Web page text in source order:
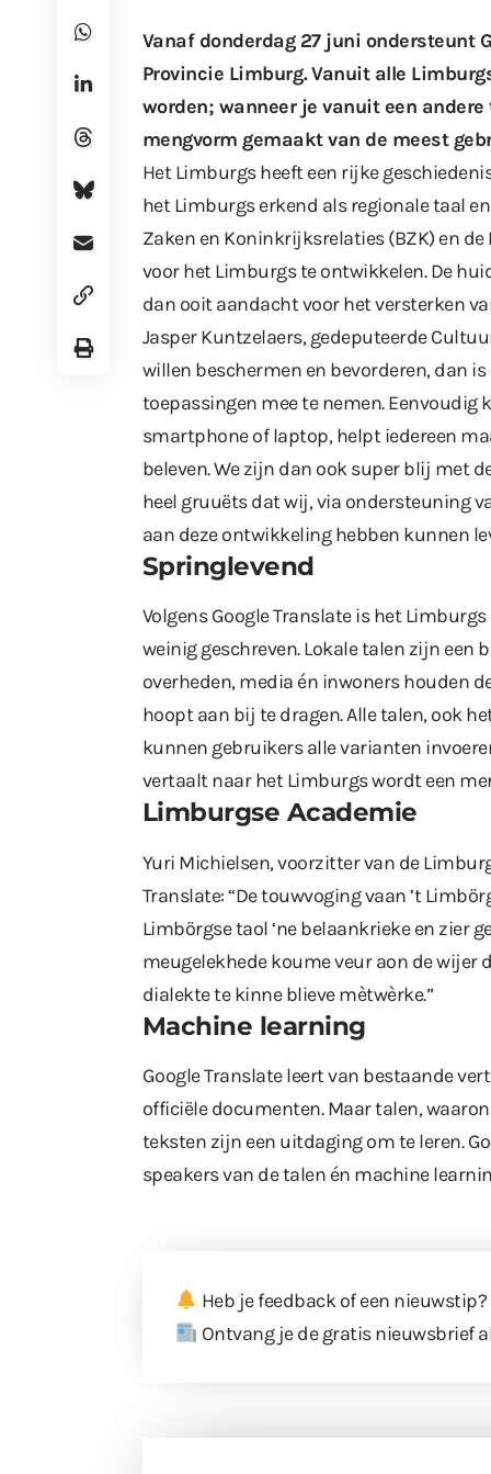
Vanaf donderdag 27 juni ondersteunt
Provincie Limburg. Vanuit alle
worden; wanneer je vanuit een
mengvorm gemaakt van de meest
Het Limburgs heeft een rijke
het Limburgs erkend als regionale taal
Zaken en Koninkrijksrelaties (BZK) en
voor het Limburgs te ontwikkelen. De
dan ooit aandacht voor het versterken
Jasper Kuntzelaers, gedeputeerde
willen beschermen en bevorderen, dan
toepassingen mee te nemen.
smartphone of laptop, helpt iedereen
beleven. We zijn dan ook super blij met
heel gruuëts dat wij, via ondersteuning
aan deze ontwikkeling hebben kunnen
Springlevend
Volgens Google Translate is het
weinig geschreven. Lokale talen zijn
overheden, media én inwoners houden
hoopt aan bij te dragen. Alle talen, ook
kunnen gebruikers alle varianten
vertaalt naar het Limburgs wordt een
Limburgse Academie
Yuri Michielsen, voorzitter van de
Translate: “De touwvoging vaan ’t
Limbörgse taol ‘ne belaankrieke en zier
meugelekhede koume veur aon de
dialekte te kinne blieve mètwèrke.”
Machine learning
Google Translate leert van bestaande
officiële documenten. Maar talen,
teksten zijn een uitdaging om te leren.
speakers van de talen én machine
Heb je feedback of een nieuwstip?
Ontvang je de gratis nieuwsbrief